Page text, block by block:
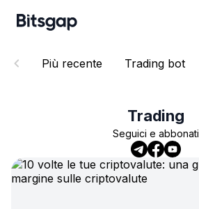
Più recente Trading bot
Trading
Seguici e abbonati